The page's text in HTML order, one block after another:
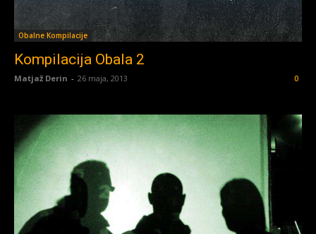
Obalne Kompilacije
Kompilacija Obala 2
Matjaž Derin - 26 maja, 2013 0